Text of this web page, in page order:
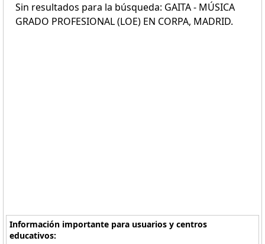
Sin resultados para la búsqueda: GAITA - MÚSICA
GRADO PROFESIONAL (LOE) EN CORPA, MADRID.
Información importante para usuarios y centros
educativos: